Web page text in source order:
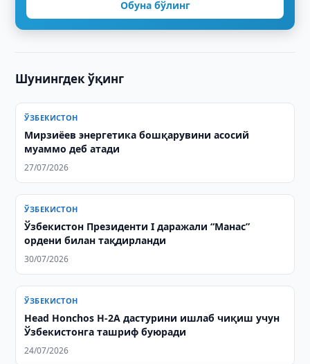
Обуна бўлинг
Шунингдек ўқинг
ЎЗБЕКИСТОН
Мирзиёев энергетика бошқарувини асосий
муаммо деб атади
27/07/2026
ЎЗБЕКИСТОН
Ўзбекистон Президенти I даражали “Манас”
ордени билан тақдирланди
30/07/2026
ЎЗБЕКИСТОН
Head Honchos H-2А дастурини ишлаб чиқиш учун
Ўзбекистонга ташриф буюради
24/07/2026